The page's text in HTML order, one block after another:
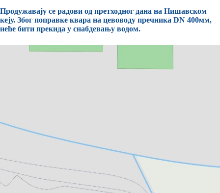
Продужавају се радови од претходног дана на Нишавском
кеју. Због поправке квара на цевоводу пречника DN 400мм,
неће бити прекида у снабдевању водом.